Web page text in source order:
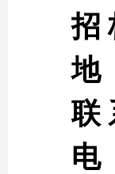
招
地
联
电